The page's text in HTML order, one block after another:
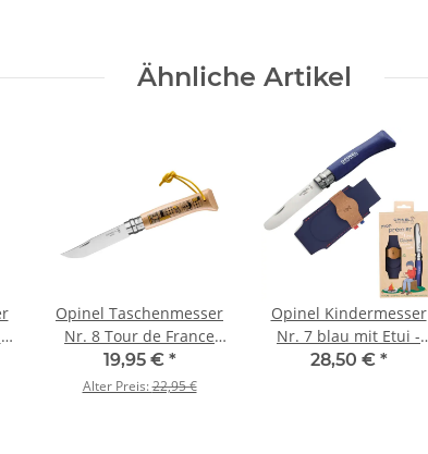
Ähnliche Artikel
Opinel Taschenmesser
Nr. 8 Tour de France
2022 Hainbuche
19,95 € *
Alter Preis:22,95 €
Opinel Kindermesser
Nr. 7 blau mit Etui -
Taschenmesser-Set
28,50 € *